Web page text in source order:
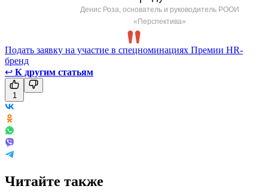
Денис Роза, основатель и руководитель РООИ
«Перспектива»
Подать заявку на участие в спецноминациях Премии HR-
бренд
↩ К другим статьям
1
Читайте также